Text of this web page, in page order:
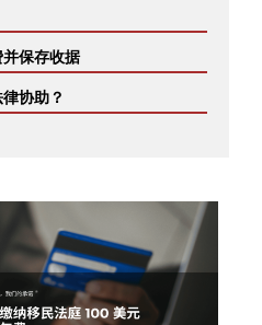
保存收据
协助？